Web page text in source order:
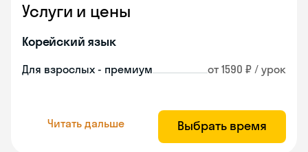
Услуги и цены
Корейский язык
Для взрослых - премиум от 1590 ₽ / урок
Читать дальше Выбрать время